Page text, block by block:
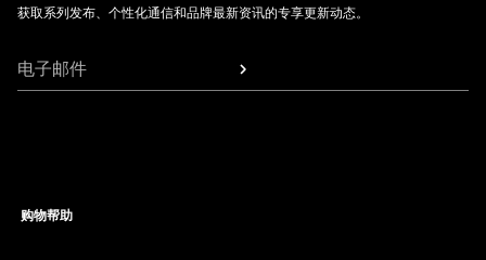
获取系列发布、个性化通信和品牌最新资讯的专享更新动态。
电子邮件
购物帮助